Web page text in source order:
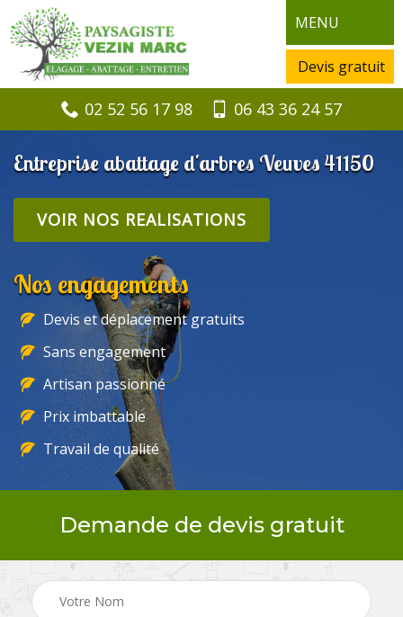
MENU
Devis gratuit
02 52 56 17 98 06 43 36 24 57
Entreprise abattage d'arbres Veuves 41150
VOIR NOS REALISATIONS
Nos engagements
Devis et déplacement gratuits
Sans engagement
Artisan passionné
Prix imbattable
Travail de qualité
Demande de devis gratuit